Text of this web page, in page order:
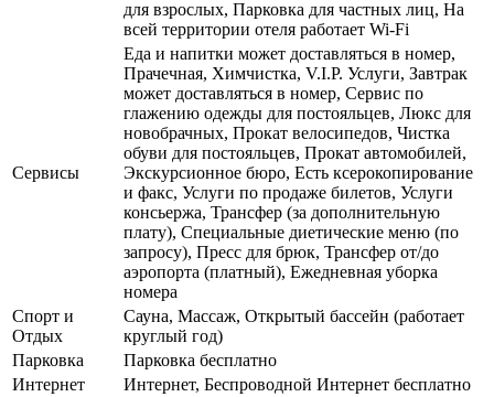
для взрослых, Парковка для частных лиц, На
всей территории отеля работает Wi-Fi
Сервисы
Еда и напитки может доставляться в номер,
Прачечная, Химчистка, V.I.P. Услуги, Завтрак
может доставляться в номер, Сервис по
глажению одежды для постояльцев, Люкс для
новобрачных, Прокат велосипедов, Чистка
обуви для постояльцев, Прокат автомобилей,
Экскурсионное бюро, Есть ксерокопирование
и факс, Услуги по продаже билетов, Услуги
консьержа, Трансфер (за дополнительную
плату), Специальные диетические меню (по
запросу), Пресс для брюк, Трансфер от/до
аэропорта (платный), Ежедневная уборка
номера
Спорт и
Отдых
Сауна, Массаж, Открытый бассейн (работает
круглый год)
Парковка
Парковка бесплатно
Интернет
Интернет, Беспроводной Интернет бесплатно